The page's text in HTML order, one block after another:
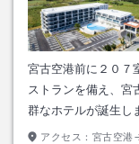
宮古空港前に２０７
ストランを備え、宮
群なホテルが誕生し
アクセス： 宮古空港